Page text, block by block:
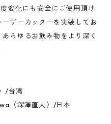
変化にも安全にご使用頂け
ザーカッターを実装してお
らゆるお飲み物をより深く
/台湾
（深澤直人）/日本